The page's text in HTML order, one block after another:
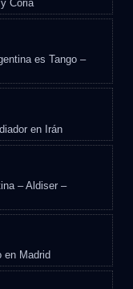
Coria
es Tango –
en Irán
– Aldiser –
en Madrid